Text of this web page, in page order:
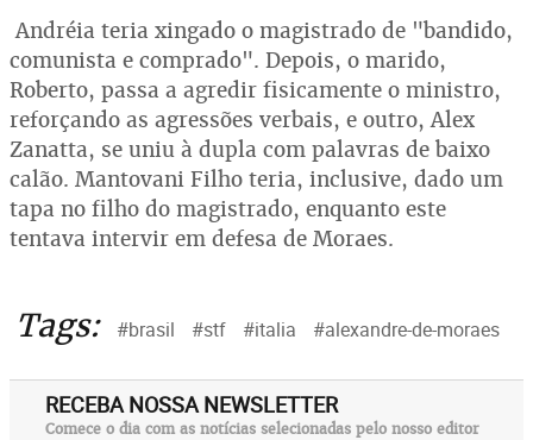
Andréia teria xingado o magistrado de "bandido,
comunista e comprado". Depois, o marido,
Roberto, passa a agredir fisicamente o ministro,
reforçando as agressões verbais, e outro, Alex
Zanatta, se uniu à dupla com palavras de baixo
calão. Mantovani Filho teria, inclusive, dado um
tapa no filho do magistrado, enquanto este
tentava intervir em defesa de Moraes.
Tags: #brasil #stf #italia #alexandre-de-moraes
RECEBA NOSSA NEWSLETTER
Comece o dia com as notícias selecionadas pelo nosso editor